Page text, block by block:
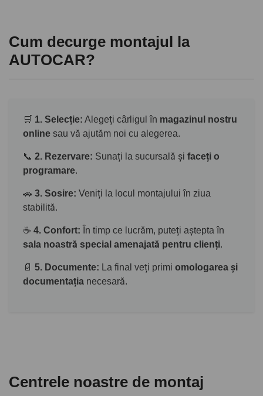
Cum decurge montajul la
AUTOCAR?
🛒 1. Selecție: Alegeți cârligul în magazinul nostru
online sau vă ajutăm noi cu alegerea.
📞 2. Rezervare: Sunați la sucursală și faceți o
programare.
🚗 3. Sosire: Veniți la locul montajului în ziua
stabilită.
☕ 4. Confort: În timp ce lucrăm, puteți aștepta în
sala noastră special amenajată pentru clienți.
📄 5. Documente: La final veți primi omologarea și
documentația necesară.
Centrele noastre de montaj